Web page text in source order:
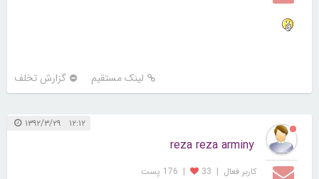
لینک مستقیم گزارش تخلف
۱۲:۱۲ ۱۳۹۲/۳/۲۹
reza reza arminy
کاربر فعال |
33
| 176 پست